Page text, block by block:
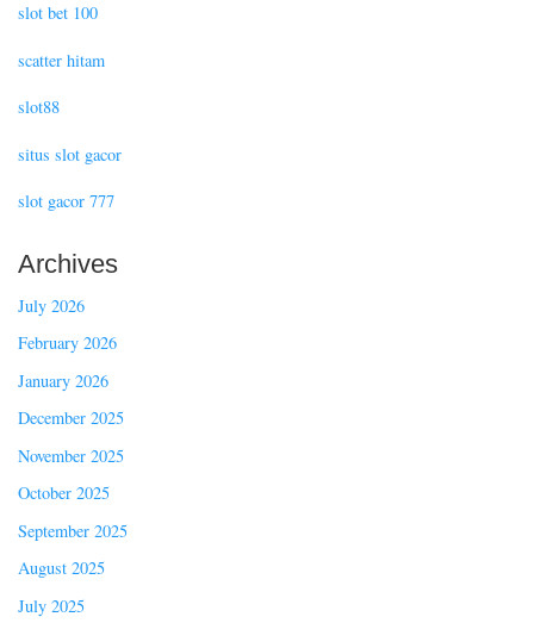
slot bet 100
scatter hitam
slot88
situs slot gacor
slot gacor 777
Archives
July 2026
February 2026
January 2026
December 2025
November 2025
October 2025
September 2025
August 2025
July 2025